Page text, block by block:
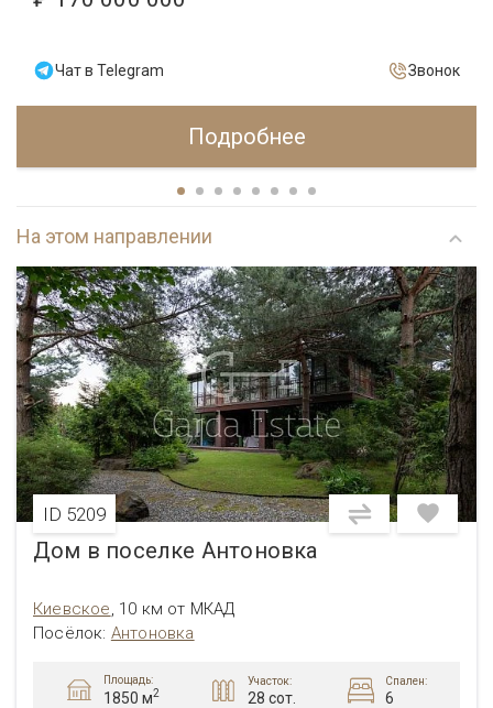
Чат в Telegram Звонок
Подробнее
На этом направлении
ID 5209
Дом в поселке Антоновка
Киевское, 10 км от МКАД
Посёлок: Антоновка
Площадь:
1850 м2
Участок:
28 сот.
Спален:
6